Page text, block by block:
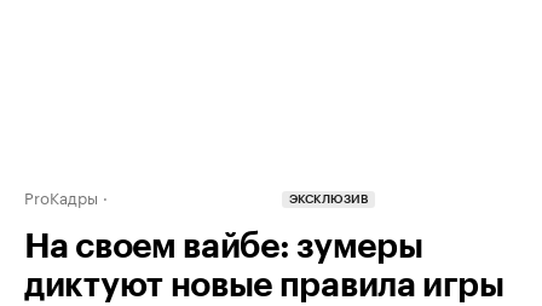
ProКадры ЭКСКЛЮЗИВ
На своем вайбе: зумеры
диктуют новые правила игры